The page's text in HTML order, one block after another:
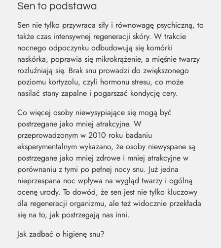
Sen to podstawa
Sen nie tylko przywraca siły i równowagę psychiczną, to
także czas intensywnej regeneracji skóry. W trakcie
nocnego odpoczynku odbudowują się komórki
naskórka, poprawia się mikrokrążenie, a mięśnie twarzy
rozluźniają się. Brak snu prowadzi do zwiększonego
poziomu kortyzolu, czyli hormonu stresu, co może
nasilać stany zapalne i pogarszać kondycję cery.
Co więcej osoby niewysypiające się mogą być
postrzegane jako mniej atrakcyjne. W
przeprowadzonym w 2010 roku badaniu
eksperymentalnym wykazano, że osoby niewyspane są
postrzegane jako mniej zdrowe i mniej atrakcyjne w
porównaniu z tymi po pełnej nocy snu. Już jedna
nieprzespana noc wpływa na wygląd twarzy i ogólną
ocenę urody. To dowód, że sen jest nie tylko kluczowy
dla regeneracji organizmu, ale też widocznie przekłada
się na to, jak postrzegają nas inni.
Jak zadbać o higienę snu?